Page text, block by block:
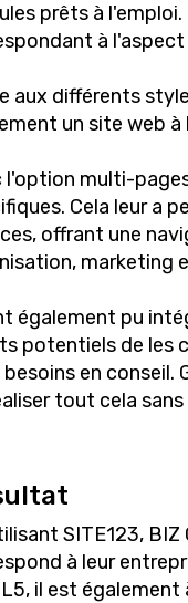
prêts à
à
aux différents
un site web
l'option multi-
Cela leur a
offrant une
marketing
également pu
potentiels de les
besoins en conseil.
tout cela
SITE123, BIZ
à leur
il est